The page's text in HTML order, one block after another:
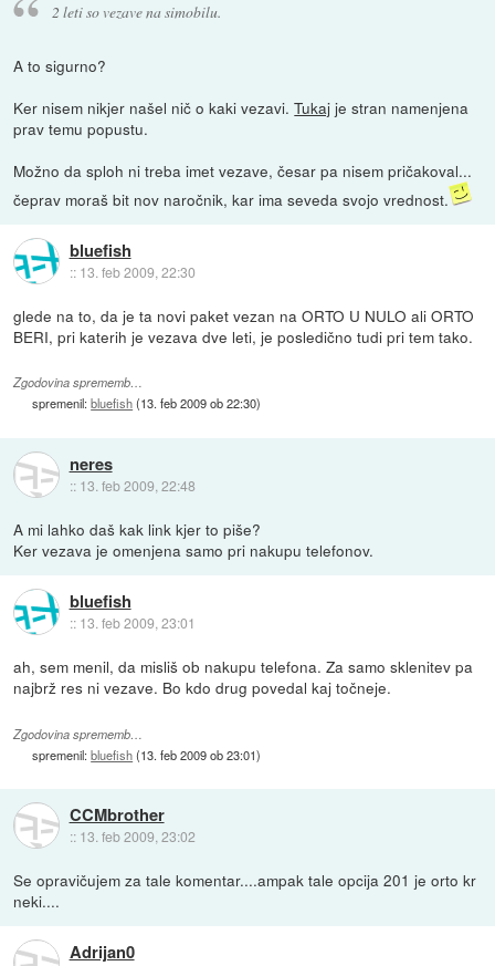
2 leti so vezave na simobilu.
A to sigurno?
Ker nisem nikjer našel nič o kaki vezavi.Tukaj je stran namenjena
prav temu popustu.
Možno da sploh ni treba imet vezave, česar pa nisem pričakoval...
čeprav moraš bit nov naročnik, kar ima seveda svojo vrednost.
bluefish
:: 13. feb 2009, 22:30
glede na to, da je ta novi paket vezan na ORTO U NULO ali ORTO
BERI, pri katerih je vezava dve leti, je posledično tudi pri tem tako.
Zgodovina sprememb…
spremenil:bluefish(13. feb 2009 ob 22:30)
neres
:: 13. feb 2009, 22:48
A mi lahko daš kak link kjer to piše?
Ker vezava je omenjena samo pri nakupu telefonov.
bluefish
:: 13. feb 2009, 23:01
ah, sem menil, da misliš ob nakupu telefona. Za samo sklenitev pa
najbrž res ni vezave. Bo kdo drug povedal kaj točneje.
Zgodovina sprememb…
spremenil:bluefish(13. feb 2009 ob 23:01)
CCMbrother
:: 13. feb 2009, 23:02
Se opravičujem za tale komentar....ampak tale opcija 201 je orto kr
neki....
Adrijan0